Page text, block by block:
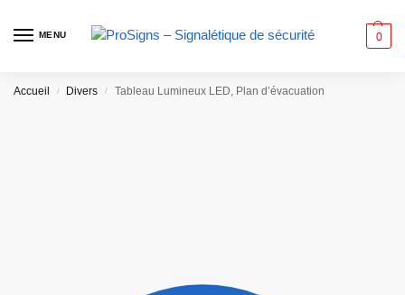
MENU 0
Accueil / Divers / Tableau Lumineux LED, Plan d’évacuation